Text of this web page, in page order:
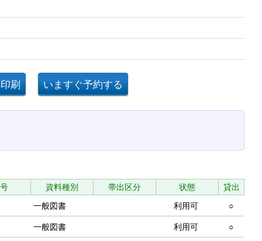
資料種別 帯出区分 状態
貸出
一般図書 利用可 ○
一般図書 利用可 ○